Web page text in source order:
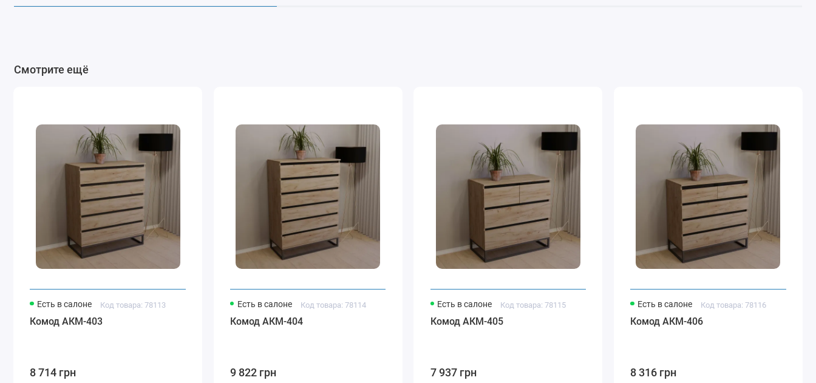
Смотрите ещё
Есть в салоне Код товара: 78113
Комод АКМ-403
8 714 грн
Есть в салоне Код товара: 78114
Комод АКМ-404
9 822 грн
Есть в салоне Код товара: 78115
Комод АКМ-405
7 937 грн
Есть в салоне Код товара: 78116
Комод АКМ-406
8 316 грн